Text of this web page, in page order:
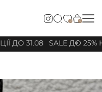
0 0
ДО 31.08 SALE ДО 25%